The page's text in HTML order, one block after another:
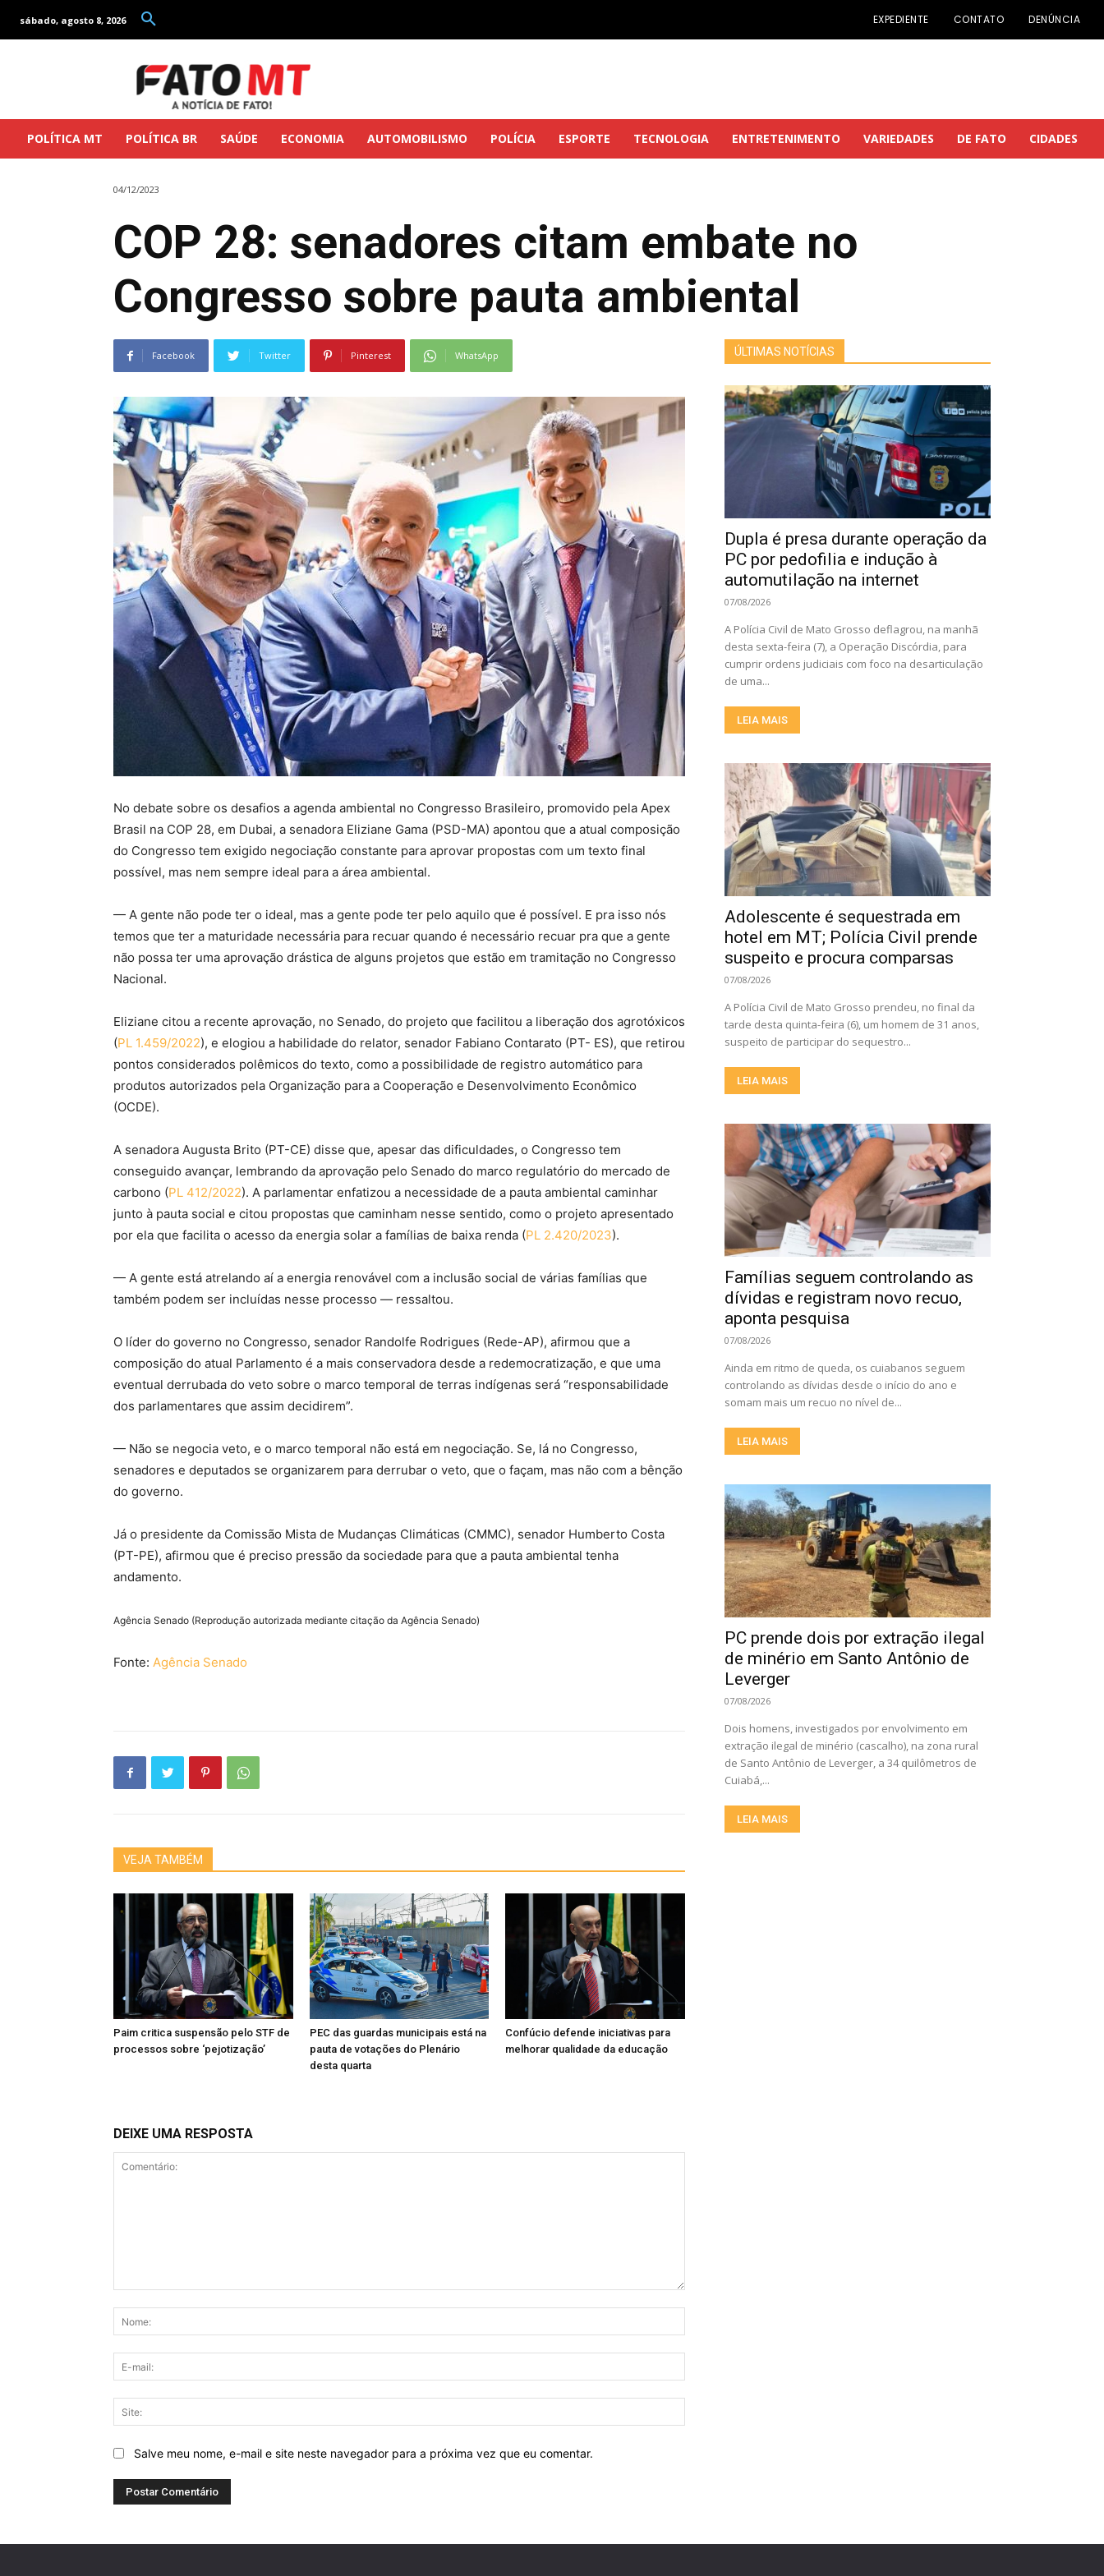
sábado, agosto 8, 2026 EXPEDIENTE CONTATO DENÚNCIA
POLÍTICA MT POLÍTICA BR SAÚDE ECONOMIA AUTOMOBILISMO POLÍCIA ESPORTE TECNOLOGIA ENTRETENIMENTO VARIEDADES DE FATO CIDADES
04/12/2023
COP 28: senadores citam embate no
Congresso sobre pauta ambiental
Facebook Twitter Pinterest WhatsApp
No debate sobre os desafios a agenda ambiental no Congresso Brasileiro, promovido pela Apex
Brasil na COP 28, em Dubai, a senadora Eliziane Gama (PSD-MA) apontou que a atual composição
do Congresso tem exigido negociação constante para aprovar propostas com um texto final
possível, mas nem sempre ideal para a área ambiental.
— A gente não pode ter o ideal, mas a gente pode ter pelo aquilo que é possível. E pra isso nós
temos que ter a maturidade necessária para recuar quando é necessário recuar pra que a gente
não possa ter uma aprovação drástica de alguns projetos que estão em tramitação no Congresso
Nacional.
Eliziane citou a recente aprovação, no Senado, do projeto que facilitou a liberação dos agrotóxicos
(PL 1.459/2022), e elogiou a habilidade do relator, senador Fabiano Contarato (PT- ES), que retirou
pontos considerados polêmicos do texto, como a possibilidade de registro automático para
produtos autorizados pela Organização para a Cooperação e Desenvolvimento Econômico
(OCDE).
A senadora Augusta Brito (PT-CE) disse que, apesar das dificuldades, o Congresso tem
conseguido avançar, lembrando da aprovação pelo Senado do marco regulatório do mercado de
carbono (PL 412/2022). A parlamentar enfatizou a necessidade de a pauta ambiental caminhar
junto à pauta social e citou propostas que caminham nesse sentido, como o projeto apresentado
por ela que facilita o acesso da energia solar a famílias de baixa renda (PL 2.420/2023).
— A gente está atrelando aí a energia renovável com a inclusão social de várias famílias que
também podem ser incluídas nesse processo — ressaltou.
O líder do governo no Congresso, senador Randolfe Rodrigues (Rede-AP), afirmou que a
composição do atual Parlamento é a mais conservadora desde a redemocratização, e que uma
eventual derrubada do veto sobre o marco temporal de terras indígenas será “responsabilidade
dos parlamentares que assim decidirem”.
— Não se negocia veto, e o marco temporal não está em negociação. Se, lá no Congresso,
senadores e deputados se organizarem para derrubar o veto, que o façam, mas não com a bênção
do governo.
Já o presidente da Comissão Mista de Mudanças Climáticas (CMMC), senador Humberto Costa
(PT-PE), afirmou que é preciso pressão da sociedade para que a pauta ambiental tenha
andamento.
Agência Senado (Reprodução autorizada mediante citação da Agência Senado)
Fonte: Agência Senado
VEJA TAMBÉM
Paim critica suspensão pelo STF de
processos sobre ‘pejotização’
PEC das guardas municipais está na
pauta de votações do Plenário
desta quarta
Confúcio defende iniciativas para
melhorar qualidade da educação
DEIXE UMA RESPOSTA
mail:
Salve meu nome, e-mail e site neste navegador para a próxima vez que eu comentar.
ÚLTIMAS NOTÍCIAS
Dupla é presa durante operação da
PC por pedofilia e indução à
automutilação na internet
07/08/2026
A Polícia Civil de Mato Grosso deflagrou, na manhã
desta sexta-feira (7), a Operação Discórdia, para
cumprir ordens judiciais com foco na desarticulação
de uma...
LEIA MAIS
Adolescente é sequestrada em
hotel em MT; Polícia Civil prende
suspeito e procura comparsas
07/08/2026
A Polícia Civil de Mato Grosso prendeu, no final da
tarde desta quinta-feira (6), um homem de 31 anos,
suspeito de participar do sequestro...
LEIA MAIS
Famílias seguem controlando as
dívidas e registram novo recuo,
aponta pesquisa
07/08/2026
Ainda em ritmo de queda, os cuiabanos seguem
controlando as dívidas desde o início do ano e
somam mais um recuo no nível de...
LEIA MAIS
PC prende dois por extração ilegal
de minério em Santo Antônio de
Leverger
07/08/2026
Dois homens, investigados por envolvimento em
extração ilegal de minério (cascalho), na zona rural
de Santo Antônio de Leverger, a 34 quilômetros de
Cuiabá,...
LEIA MAIS